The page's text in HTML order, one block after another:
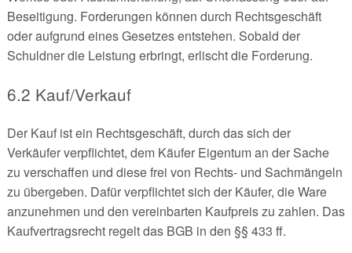
Beseitigung. Forderungen können durch Rechtsgeschäft
oder aufgrund eines Gesetzes entstehen. Sobald der
Schuldner die Leistung erbringt, erlischt die Forderung.
6.2 Kauf/Verkauf
Der Kauf ist ein Rechtsgeschäft, durch das sich der
Verkäufer verpflichtet, dem Käufer Eigentum an der Sache
zu verschaffen und diese frei von Rechts- und Sachmängeln
zu übergeben. Dafür verpflichtet sich der Käufer, die Ware
anzunehmen und den vereinbarten Kaufpreis zu zahlen. Das
Kaufvertragsrecht regelt das BGB in den §§ 433 ff.